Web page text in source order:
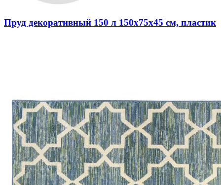
Пруд декоративный 150 л 150х75x45 см, пластик